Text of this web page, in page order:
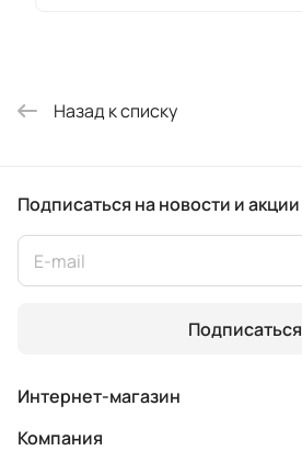
Назад к списку
Подписаться на новости и акции
Подписаться
Интернет-магазин
Компания